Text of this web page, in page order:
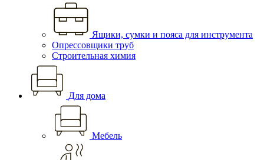
Ящики, сумки и пояса для инструмента
Опрессовщики труб
Строительная химия
Для дома
Мебель